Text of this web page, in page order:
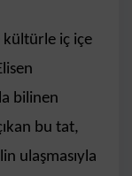
iç içe
bilinen
bu tat,
ulaşmasıyla